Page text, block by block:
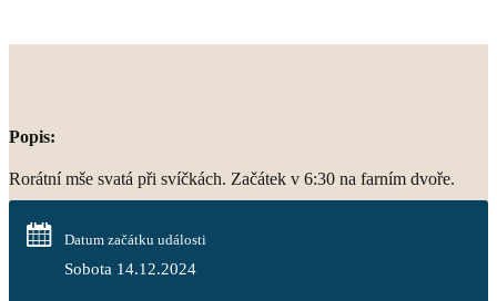
Popis:
Rorátní mše svatá při svíčkách. Začátek v 6:30 na farním dvoře.
Datum začátku události
Sobota 14.12.2024